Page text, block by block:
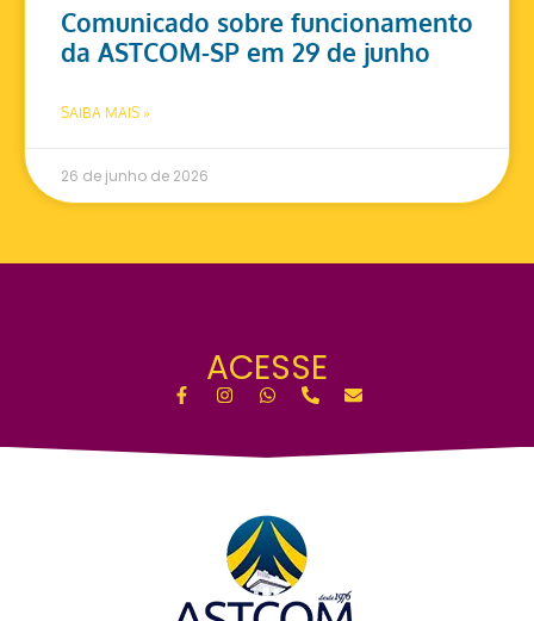
Comunicado sobre funcionamento
da ASTCOM-SP em 29 de junho
SAIBA MAIS »
26 de junho de 2026
ACESSE